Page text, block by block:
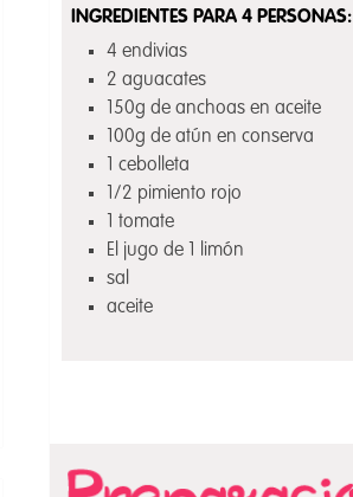
INGREDIENTES PARA 4 PERSONAS:
4 endivias
2 aguacates
150g de anchoas en aceite
100g de atún en conserva
1 cebolleta
1/2 pimiento rojo
1 tomate
El jugo de 1 limón
sal
aceite